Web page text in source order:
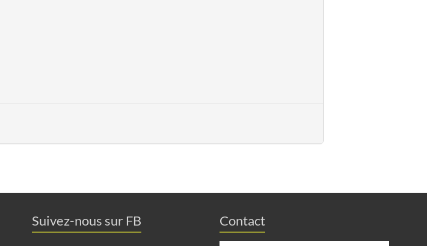
Suivez-nous sur FB Contact